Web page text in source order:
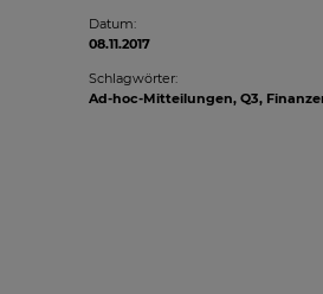
Datum:
08.11.2017
Schlagwörter:
Ad-hoc-Mitteilungen, Q3,